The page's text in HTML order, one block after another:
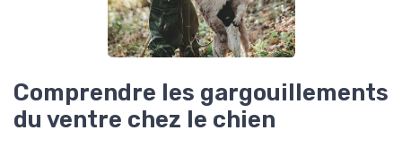
Comprendre les gargouillements
du ventre chez le chien